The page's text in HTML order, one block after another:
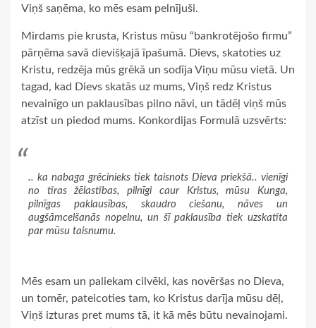
Viņš saņēma, ko mēs esam pelnījuši.
Mirdams pie krusta, Kristus mūsu “bankrotējošo firmu”
pārņēma savā dievišķajā īpašumā. Dievs, skatoties uz
Kristu, redzēja mūs grēkā un sodīja Viņu mūsu vietā. Un
tagad, kad Dievs skatās uz mums, Viņš redz Kristus
nevainīgo un paklausības pilno nāvi, un tādēļ viņš mūs
atzīst un piedod mums. Konkordijas Formulā uzsvērts:
.. ka nabaga grēcinieks tiek taisnots Dieva priekšā.. vienīgi
no tīras žēlastības, pilnīgi caur Kristus, mūsu Kunga,
pilnīgas paklausības, skaudro ciešanu, nāves un
augšāmcelšanās nopelnu, un šī paklausība tiek uzskatīta
par mūsu taisnumu.
Mēs esam un paliekam cilvēki, kas novēršas no Dieva,
un tomēr, pateicoties tam, ko Kristus darīja mūsu dēļ,
Viņš izturas pret mums tā, it kā mēs būtu nevainojami.